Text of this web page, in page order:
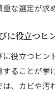
のランキン
の選び方を詳
の特徴とお
ランキング
な選定が求
に役立つヒ
役立つヒン
ることが挙
、カビや汚